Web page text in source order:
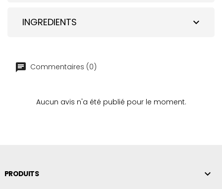
expand_more
INGREDIENTS
Commentaires (0)
Aucun avis n'a été publié pour le moment.
PRODUITS 